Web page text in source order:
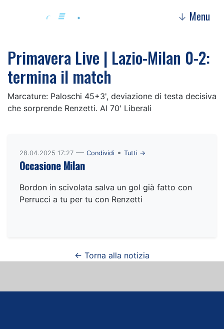
↓ Menu
Primavera Live | Lazio-Milan 0-2:
termina il match
Marcature: Paloschi 45+3', deviazione di testa decisiva
che sorprende Renzetti. Al 70' Liberali
28.04.2025 17:27 — Condividi • Tutti →
Occasione Milan
Bordon in scivolata salva un gol già fatto con
Perrucci a tu per tu con Renzetti
← Torna alla notizia